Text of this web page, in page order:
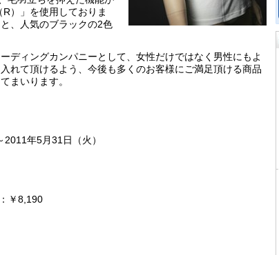
）」を使用しておりま
、人気のブラックの2色
ディングカンパニーとして、女性だけではなく男性にもよ
れて頂けるよう、今後も多くのお客様にご満足頂ける商品
まいります。
年5月31日（火）
￥8,190